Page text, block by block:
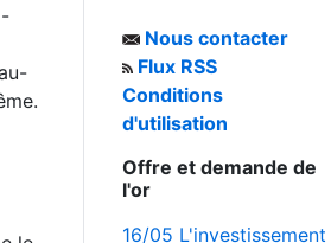
Nous contacter
Flux RSS
Conditions
d'utilisation
Offre et demande de
l'or
16/05 L'investissement